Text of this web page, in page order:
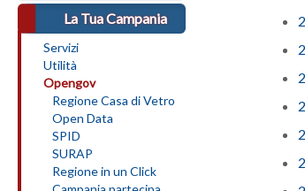
La Tua Campania
Servizi
Utilità
Opengov
Regione Casa di Vetro
Open Data
SPID
SURAP
Regione in un Click